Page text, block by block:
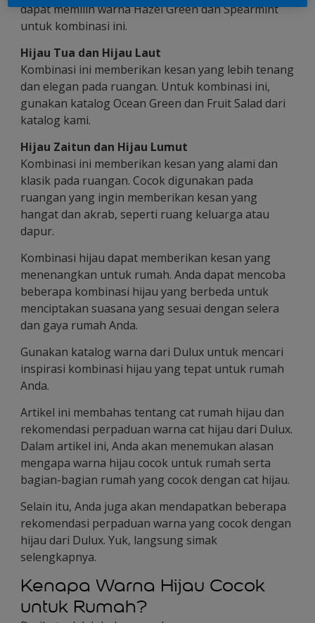
dapat memilih warna Hazel Green dan Spearmint
untuk kombinasi ini.
Hijau Tua dan Hijau Laut
Kombinasi ini memberikan kesan yang lebih tenang
dan elegan pada ruangan. Untuk kombinasi ini,
gunakan katalog Ocean Green dan Fruit Salad dari
katalog kami.
Hijau Zaitun dan Hijau Lumut
Kombinasi ini memberikan kesan yang alami dan
klasik pada ruangan. Cocok digunakan pada
ruangan yang ingin memberikan kesan yang
hangat dan akrab, seperti ruang keluarga atau
dapur.
Kombinasi hijau dapat memberikan kesan yang
menenangkan untuk rumah. Anda dapat mencoba
beberapa kombinasi hijau yang berbeda untuk
menciptakan suasana yang sesuai dengan selera
dan gaya rumah Anda.
Gunakan katalog warna dari Dulux untuk mencari
inspirasi kombinasi hijau yang tepat untuk rumah
Anda.
Artikel ini membahas tentang cat rumah hijau dan
rekomendasi perpaduan warna cat hijau dari Dulux.
Dalam artikel ini, Anda akan menemukan alasan
mengapa warna hijau cocok untuk rumah serta
bagian-bagian rumah yang cocok dengan cat hijau.
Selain itu, Anda juga akan mendapatkan beberapa
rekomendasi perpaduan warna yang cocok dengan
hijau dari Dulux. Yuk, langsung simak
selengkapnya.
Kenapa Warna Hijau Cocok
untuk Rumah?